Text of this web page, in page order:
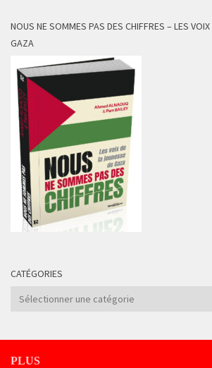
NOUS NE SOMMES PAS DES CHIFFRES – LES
GAZA
CATÉGORIES
Catégories
PLUS